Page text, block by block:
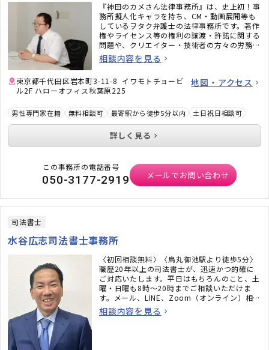
『神田のカメさん法律事務所』は、史上初！事
務所擬人化キャラを持ち、CM・動画展開等も
しているヲタク弁護士の法律事務所です。著作
権やライセンス等の権利の譲渡・許諾に関する
問題や、クリエイター・技術者の方々の労務問
題にも力を入れています。また、相続問題、遺
言書作成、戦略的離婚サービスなどもご好評い
相談内容を見る
東京都千代田区岩本町3-11-8 イワモトチョービ
ル2F ハローオフィス秋葉原225
地図・アクセス
男性専門家在籍 無料相談可 最寄駅から徒歩5分以内 土日祝日相談可
詳しく見る
この事務所の電話番号
050-3177-2919 メールでお問い合わせ
司法書士
水谷広志司法書士事務所
〈初回相談無料〉〈烏丸御池駅より徒歩5分〉
職歴20年以上の司法書士が、迅速かつ的確に
ご対応いたします。平日はもちろんのこと、土
曜・日曜も8時〜20時までご相談いただけま
す。メール、LINE、Zoom（オンライン）相談
も承ります。必ず何かしらのアドバイスをさせ
ていただきますので、お気軽にご連絡くださ
相談内容を見る